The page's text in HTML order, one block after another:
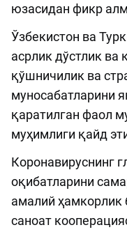
юзасидан фикр
Ўзбекистон ва
асрлик дўстлик
қўшничилик ва
муносабатларини
қаратилган фаол
муҳимлиги қайд
Коронавируснинг
оқибатларини
амалий ҳамкорлик
саноат